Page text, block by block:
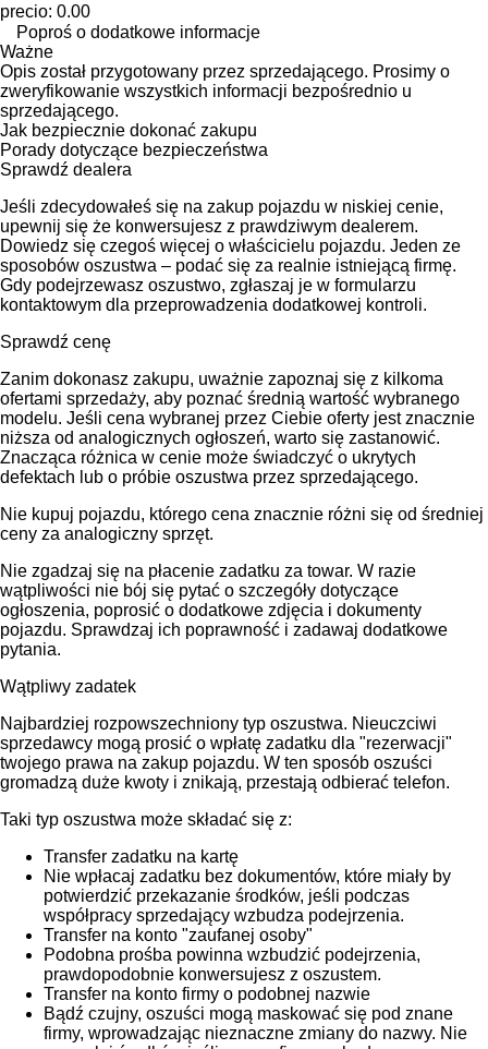
precio: 0.00
Poproś o dodatkowe informacje
Ważne
Opis został przygotowany przez sprzedającego. Prosimy o
zweryfikowanie wszystkich informacji bezpośrednio u
sprzedającego.
Jak bezpiecznie dokonać zakupu
Porady dotyczące bezpieczeństwa
Sprawdź dealera
Jeśli zdecydowałeś się na zakup pojazdu w niskiej cenie,
upewnij się że konwersujesz z prawdziwym dealerem.
Dowiedz się czegoś więcej o właścicielu pojazdu. Jeden ze
sposobów oszustwa – podać się za realnie istniejącą firmę.
Gdy podejrzewasz oszustwo, zgłaszaj je w formularzu
kontaktowym dla przeprowadzenia dodatkowej kontroli.
Sprawdź cenę
Zanim dokonasz zakupu, uważnie zapoznaj się z kilkoma
ofertami sprzedaży, aby poznać średnią wartość wybranego
modelu. Jeśli cena wybranej przez Ciebie oferty jest znacznie
niższa od analogicznych ogłoszeń, warto się zastanowić.
Znacząca różnica w cenie może świadczyć o ukrytych
defektach lub o próbie oszustwa przez sprzedającego.
Nie kupuj pojazdu, którego cena znacznie różni się od średniej
ceny za analogiczny sprzęt.
Nie zgadzaj się na płacenie zadatku za towar. W razie
wątpliwości nie bój się pytać o szczegóły dotyczące
ogłoszenia, poprosić o dodatkowe zdjęcia i dokumenty
pojazdu. Sprawdzaj ich poprawność i zadawaj dodatkowe
pytania.
Wątpliwy zadatek
Najbardziej rozpowszechniony typ oszustwa. Nieuczciwi
sprzedawcy mogą prosić o wpłatę zadatku dla "rezerwacji"
twojego prawa na zakup pojazdu. W ten sposób oszuści
gromadzą duże kwoty i znikają, przestają odbierać telefon.
Taki typ oszustwa może składać się z:
Transfer zadatku na kartę
Nie wpłacaj zadatku bez dokumentów, które miały by
potwierdzić przekazanie środków, jeśli podczas
współpracy sprzedający wzbudza podejrzenia.
Transfer na konto "zaufanej osoby"
Podobna prośba powinna wzbudzić podejrzenia,
prawdopodobnie konwersujesz z oszustem.
Transfer na konto firmy o podobnej nazwie
Bądź czujny, oszuści mogą maskować się pod znane
firmy, wprowadzając nieznaczne zmiany do nazwy. Nie